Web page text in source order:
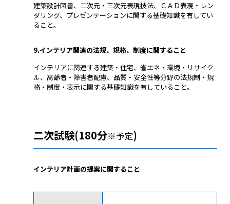
建築設計図書、二次元・三次元表現技法、ＣＡＤ表現・レン
ダリング、プレゼンテーションに関する基礎知識を有してい
ること。
9.インテリア関連の法規、規格、制度に関すること
インテリアに関連する建築・住宅、省エネ・環境・リサイク
ル、高齢者・障害者配慮、品質・安全性等分野の法規制・規
格・制度・表示に関する基礎知識を有していること。
二次試験(180分※予定)
インテリア計画の提案に関すること